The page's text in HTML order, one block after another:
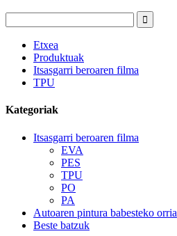
Etxea
Produktuak
Itsasgarri beroaren filma
TPU
Kategoriak
Itsasgarri beroaren filma
EVA
PES
TPU
PO
PA
Autoaren pintura babesteko orria
Beste batzuk